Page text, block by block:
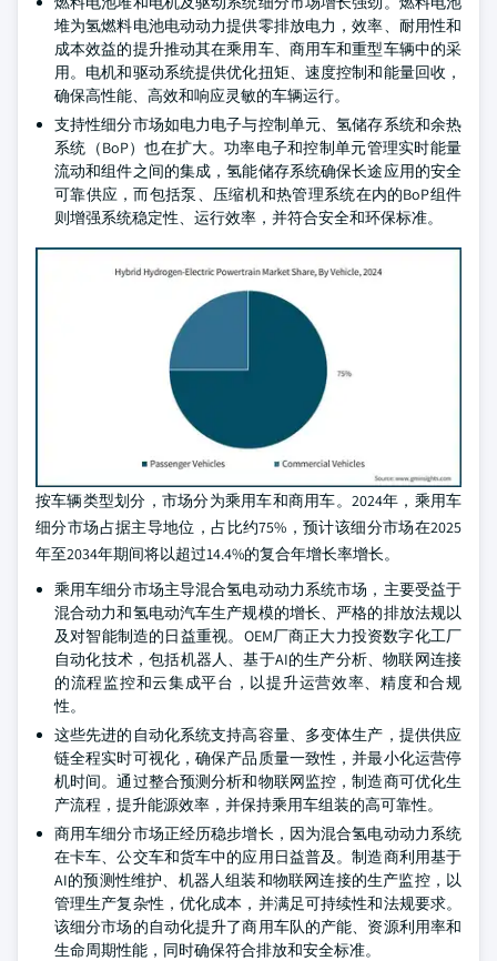
堆为氢燃料电池电动动力提供零排放电力，效率、耐用性和
成本效益的提升推动其在乘用车、商用车和重型车辆中的采
用。电机和驱动系统提供优化扭矩、速度控制和能量回收，
确保高性能、高效和响应灵敏的车辆运行。
支持性细分市场如电力电子与控制单元、氢储存系统和余热
系统（BoP）也在扩大。功率电子和控制单元管理实时能量
流动和组件之间的集成，氢能储存系统确保长途应用的安全
可靠供应，而包括泵、压缩机和热管理系统在内的BoP组件
则增强系统稳定性、运行效率，并符合安全和环保标准。
按车辆类型划分，市场分为乘用车和商用车。2024年，乘用车
细分市场占据主导地位，占比约75%，预计该细分市场在2025
年至2034年期间将以超过14.4%的复合年增长率增长。
乘用车细分市场主导混合氢电动动力系统市场，主要受益于
混合动力和氢电动汽车生产规模的增长、严格的排放法规以
及对智能制造的日益重视。OEM厂商正大力投资数字化工厂
自动化技术，包括机器人、基于AI的生产分析、物联网连接
的流程监控和云集成平台，以提升运营效率、精度和合规
性。
这些先进的自动化系统支持高容量、多变体生产，提供供应
链全程实时可视化，确保产品质量一致性，并最小化运营停
机时间。通过整合预测分析和物联网监控，制造商可优化生
产流程，提升能源效率，并保持乘用车组装的高可靠性。
商用车细分市场正经历稳步增长，因为混合氢电动动力系统
在卡车、公交车和货车中的应用日益普及。制造商利用基于
AI的预测性维护、机器人组装和物联网连接的生产监控，以
管理生产复杂性，优化成本，并满足可持续性和法规要求。
该细分市场的自动化提升了商用车队的产能、资源利用率和
生命周期性能，同时确保符合排放和安全标准。